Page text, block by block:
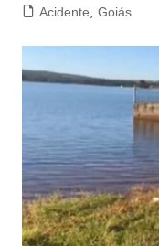
Acidente, Goiás